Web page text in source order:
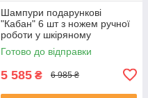
Шампури подарункові
"Кабан" 6 шт з ножем ручної
роботи у шкіряному
сагайдаку
Готово до відправки
5 585 ₴ 6 985 ₴